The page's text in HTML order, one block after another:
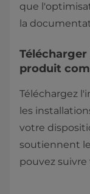
que
la
produit
Téléchargez
les
votre
soutiennent
pouvez